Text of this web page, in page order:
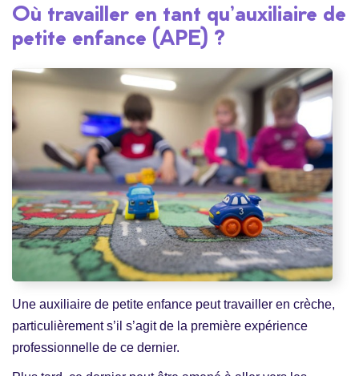
Où travailler en tant qu’auxiliaire de
petite enfance (APE) ?
Une auxiliaire de petite enfance peut travailler en crèche,
particulièrement s’il s’agit de la première expérience
professionnelle de ce dernier.